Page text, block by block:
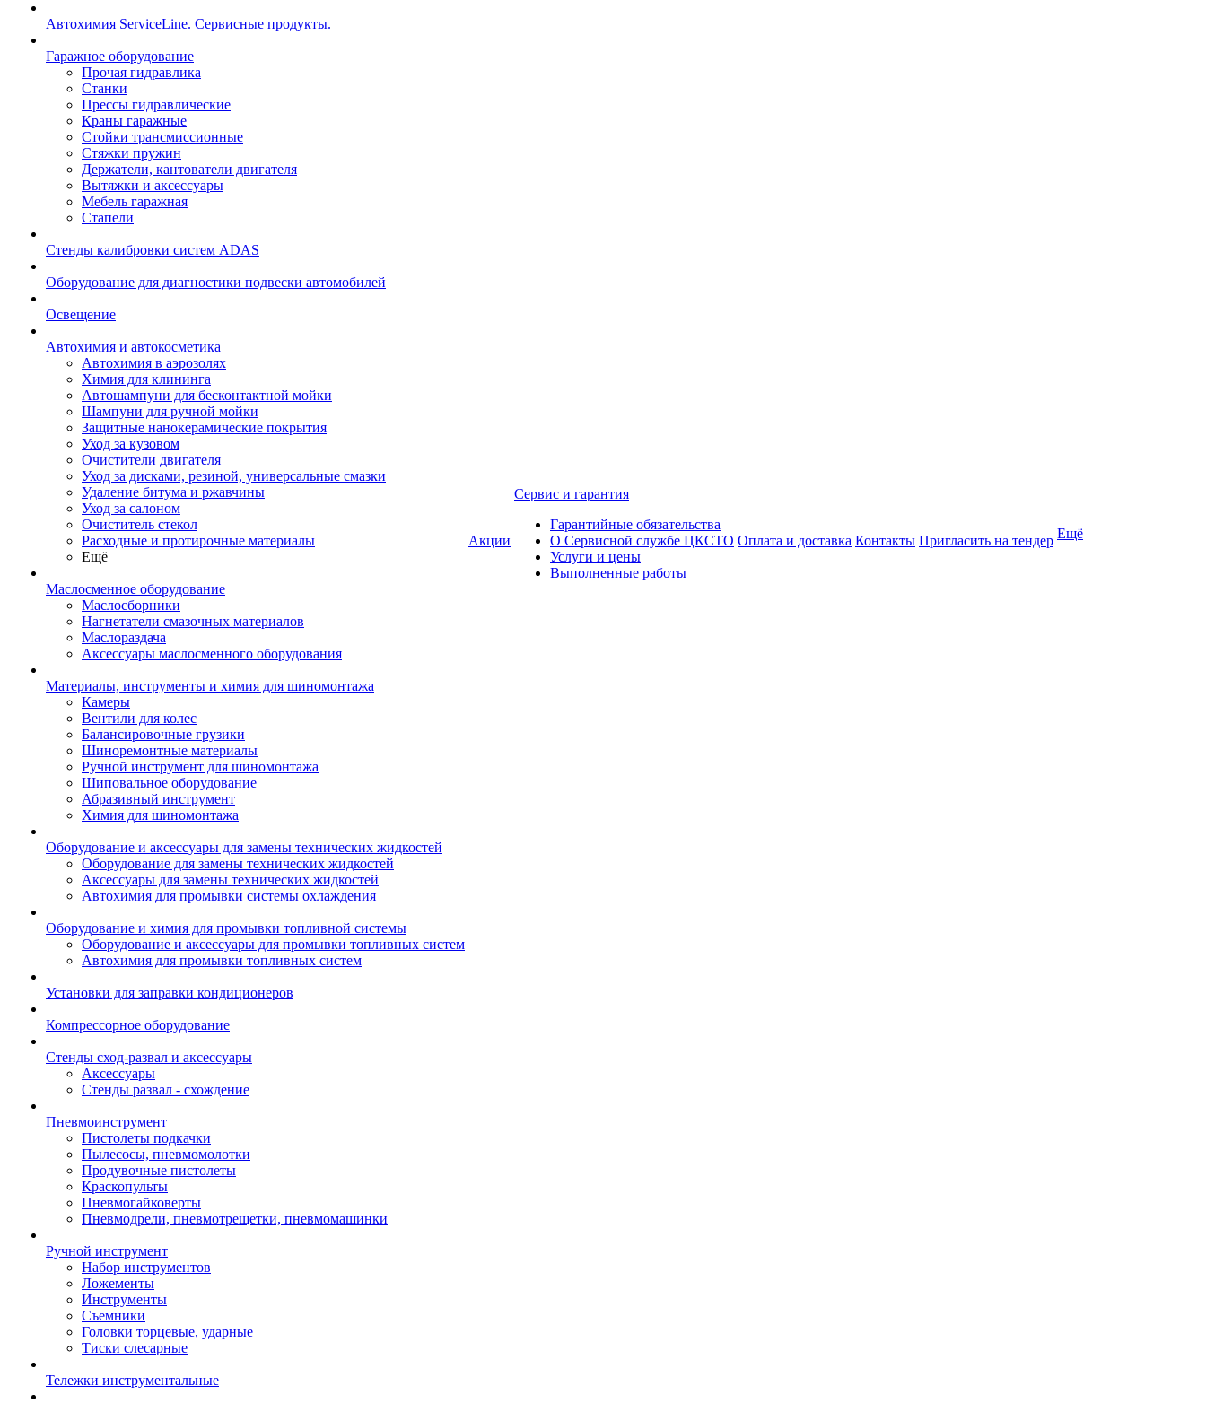
Автохимия ServiceLine. Сервисные продукты.
Гаражное оборудование
Прочая гидравлика
Станки
Прессы гидравлические
Краны гаражные
Стойки трансмиссионные
Стяжки пружин
Держатели, кантователи двигателя
Вытяжки и аксессуары
Мебель гаражная
Стапели
Стенды калибровки систем ADAS
Оборудование для диагностики подвески автомобилей
Освещение
Автохимия и автокосметика
Автохимия в аэрозолях
Химия для клининга
Автошампуни для бесконтактной мойки
Шампуни для ручной мойки
Защитные нанокерамические покрытия
Уход за кузовом
Очистители двигателя
Уход за дисками, резиной, универсальные смазки
Удаление битума и ржавчины
Уход за салоном
Очиститель стекол
Расходные и протирочные материалы
Ещё
Маслосменное оборудование
Маслосборники
Нагнетатели смазочных материалов
Маслораздача
Аксессуары маслосменного оборудования
Материалы, инструменты и химия для шиномонтажа
Камеры
Вентили для колес
Балансировочные грузики
Шиноремонтные материалы
Ручной инструмент для шиномонтажа
Шиповальное оборудование
Абразивный инструмент
Химия для шиномонтажа
Оборудование и аксессуары для замены технических жидкостей
Оборудование для замены технических жидкостей
Аксессуары для замены технических жидкостей
Автохимия для промывки системы охлаждения
Оборудование и химия для промывки топливной системы
Оборудование и аксессуары для промывки топливных систем
Автохимия для промывки топливных систем
Установки для заправки кондиционеров
Компрессорное оборудование
Стенды сход-развал и аксессуары
Аксессуары
Стенды развал - схождение
Пневмоинструмент
Пистолеты подкачки
Пылесосы, пневмомолотки
Продувочные пистолеты
Краскопульты
Пневмогайковерты
Пневмодрели, пневмотрещетки, пневмомашинки
Ручной инструмент
Набор инструментов
Ложементы
Инструменты
Съемники
Головки торцевые, ударные
Тиски слесарные
Тележки инструментальные
Акции
Сервис и гарантия
Гарантийные обязательства
О Сервисной службе ЦКСТО
Услуги и цены
Выполненные работы
Оплата и доставка Контакты Пригласить на тендер Ещё